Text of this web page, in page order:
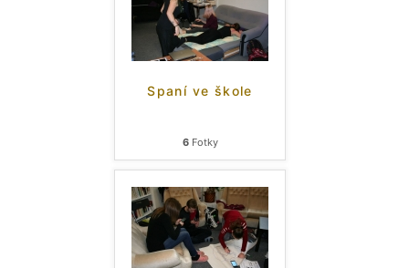
Spaní ve škole
6Fotky